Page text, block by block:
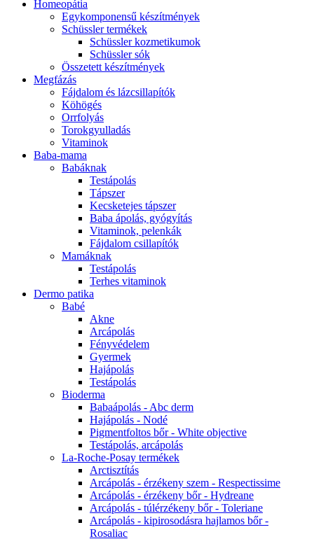
Homeopátia
Egykomponensű készítmények
Schüssler termékek
Schüssler kozmetikumok
Schüssler sók
Összetett készítmények
Megfázás
Fájdalom és lázcsillapítók
Köhögés
Orrfolyás
Torokgyulladás
Vitaminok
Baba-mama
Babáknak
Testápolás
Tápszer
Kecsketejes tápszer
Baba ápolás, gyógyítás
Vitaminok, pelenkák
Fájdalom csillapítók
Mamáknak
Testápolás
Terhes vitaminok
Dermo patika
Babé
Akne
Arcápolás
Fényvédelem
Gyermek
Hajápolás
Testápolás
Bioderma
Babaápolás - Abc derm
Hajápolás - Nodé
Pigmentfoltos bőr - White objective
Testápolás, arcápolás
La-Roche-Posay termékek
Arctisztítás
Arcápolás - érzékeny szem - Respectissime
Arcápolás - érzékeny bőr - Hydreane
Arcápolás - túlérzékeny bőr - Toleriane
Arcápolás - kipirosodásra hajlamos bőr -
Rosaliac